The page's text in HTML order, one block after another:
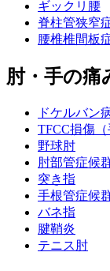
ギックリ腰
脊柱管狭窄
腰椎椎間板
肘・手の痛
ドケルバン
TFCC損傷（
野球肘
肘部管症候
突き指
手根管症候
バネ指
腱鞘炎
テニス肘